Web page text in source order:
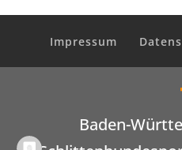
Impressum
Baden-